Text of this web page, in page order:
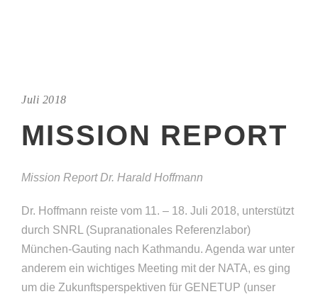
Juli 2018
MISSION REPORT
Mission Report Dr. Harald Hoffmann
Dr. Hoffmann reiste vom 11. – 18. Juli 2018, unterstützt
durch SNRL (Supranationales Referenzlabor)
München-Gauting nach Kathmandu. Agenda war unter
anderem ein wichtiges Meeting mit der NATA, es ging
um die Zukunftsperspektiven für GENETUP (unser